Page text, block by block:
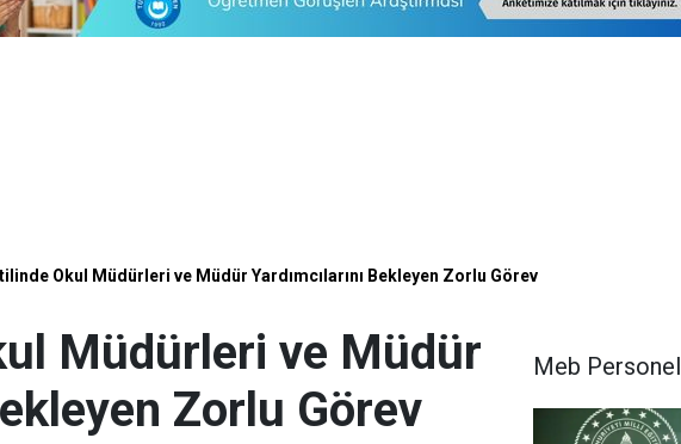
Okul Müdürleri ve Müdür Yardımcılarını Bekleyen Zorlu Görev
Müdürleri ve Müdür
Zorlu Görev
Meb Personel